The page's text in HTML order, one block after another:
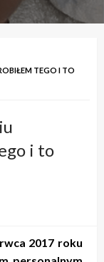
TEGO I TO
i to
2017 roku